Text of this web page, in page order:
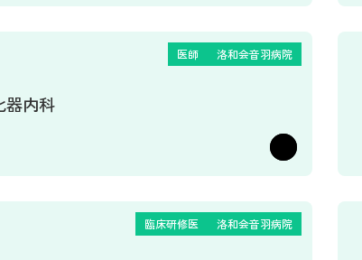
医師 洛和会音羽病院
器内科
臨床研修医 洛和会音羽病院